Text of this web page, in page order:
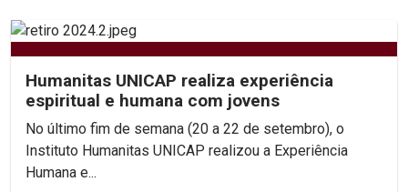
Humanitas UNICAP realiza experiência
espiritual e humana com jovens
No último fim de semana (20 a 22 de setembro), o
Instituto Humanitas UNICAP realizou a Experiência
Humana e...